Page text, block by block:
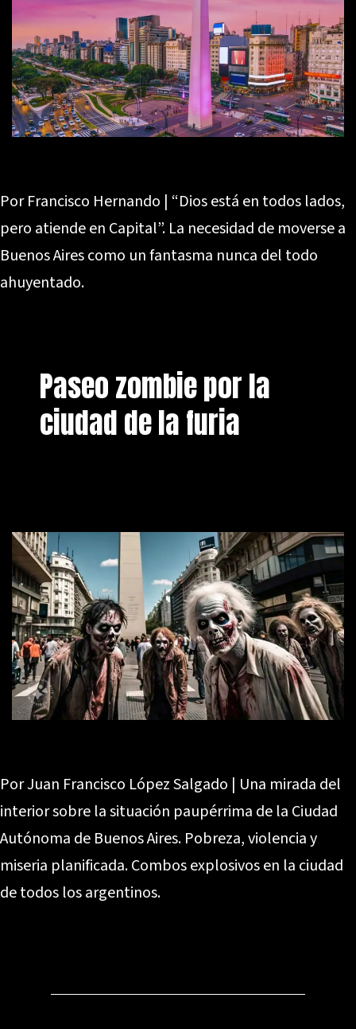
Por Francisco Hernando | “Dios está en todos lados,
pero atiende en Capital”. La necesidad de moverse a
Buenos Aires como un fantasma nunca del todo
ahuyentado.
Paseo zombie por la
ciudad de la furia
Por Juan Francisco López Salgado | Una mirada del
interior sobre la situación paupérrima de la Ciudad
Autónoma de Buenos Aires. Pobreza, violencia y
miseria planificada. Combos explosivos en la ciudad
de todos los argentinos.